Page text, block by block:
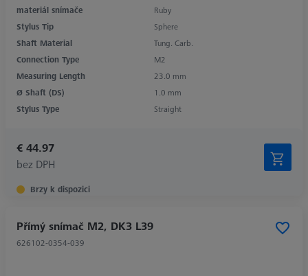
materiál snímače
Ruby
Stylus Tip
Sphere
Shaft Material
Tung. Carb.
Connection Type
M2
Measuring Length
23.0 mm
Ø Shaft (DS)
1.0 mm
Stylus Type
Straight
€ 44.97
bez DPH
Brzy k dispozici
Přímý snímač M2, DK3 L39
626102-0354-039